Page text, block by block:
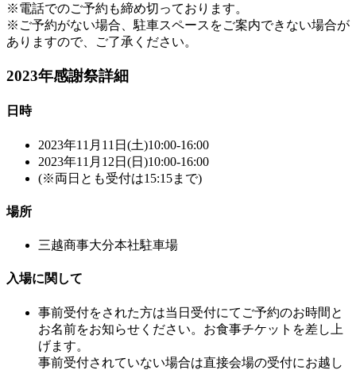
※電話でのご予約も締め切っております。
※ご予約がない場合、駐車スペースをご案内できない場合が
ありますので、ご了承ください。
2023年感謝祭詳細
日時
2023年11月11日(土)10:00-16:00
2023年11月12日(日)10:00-16:00
(※両日とも受付は15:15まで)
場所
三越商事大分本社駐車場
入場に関して
事前受付をされた方は当日受付にてご予約のお時間と
お名前をお知らせください。お食事チケットを差し上
げます。
事前受付されていない場合は直接会場の受付にお越し